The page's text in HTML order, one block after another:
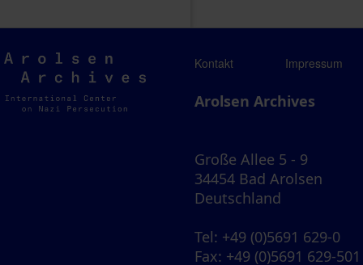
Arolsen
Archives
Kontakt Impressum
Arolsen Archives
Große Allee 5 - 9
34454 Bad Arolsen
Deutschland
Tel: +49 (0)5691 629-0
Fax: +49 (0)5691 629-501